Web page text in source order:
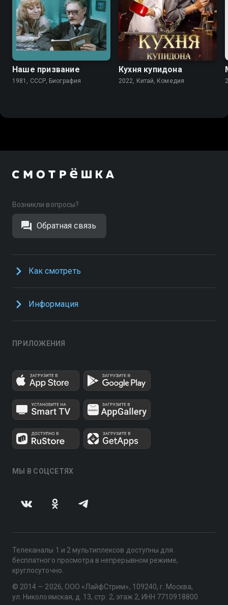
7.1
Наше призвание
1981, СССР, Биография
8.2 7.5
Кухня купидона
2022, Китай, Комедия
Возникли вопросы?
Обратная связь
Как смотреть
Информация
ПРИЛОЖЕНИЯ
МЫ В СОЦСЕТЯХ
Телеканалы 1 и 2 мультиплексов доступны для
бесплатного просмотра в непрерывном режиме,
круглосуточно.
© 2014 — 2026, ООО «ЛайфСтрим», 109240, г. Москва,
ул. Николоямская, д. 13, стр. 2, этаж 2, ИНН 7710918800